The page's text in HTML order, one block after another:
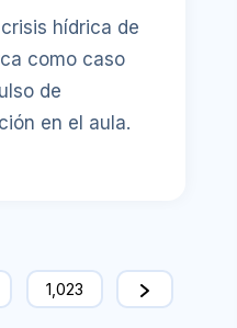
hídrica de
como caso
de
en el aula.
1,023